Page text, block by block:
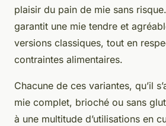
plaisir du pain de mie sans
garantit une mie tendre et
versions classiques, tout en
contraintes alimentaires.
Chacune de ces variantes, qu’il
mie complet, brioché ou sans
à une multitude d’utilisations en